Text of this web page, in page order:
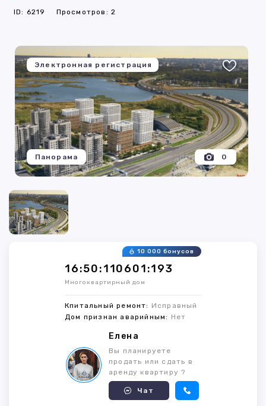
ID: 6219 Просмотров: 2
Электронная регистрация
0
Панорама
16:50:110601:193
10 000 бонусов
Многоквартирный дом
Кпитальный ремонт: Исправный
Дом признан аварийным: Нет
Елена
Вы планируете
продать или сдать в
аренду квартиру ?
Чат